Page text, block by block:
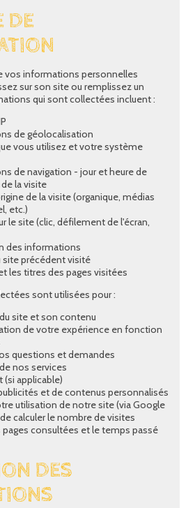
DE
vos informations personnelles
sur son site ou remplissez un
qui sont collectées incluent :
de géolocalisation
vous utilisez et votre système
de navigation - jour et heure de
la visite
de la visite (organique, médias
etc.)
le site (clic, défilement de l'écran,
des informations
site précédent visité
les titres des pages visitées
sont utilisées pour :
site et son contenu
de votre expérience en fonction
questions et demandes
nos services
(si applicable)
et de contenus personnalisés
utilisation de notre site (via Google
calculer le nombre de visites
consultées et le temps passé
DES